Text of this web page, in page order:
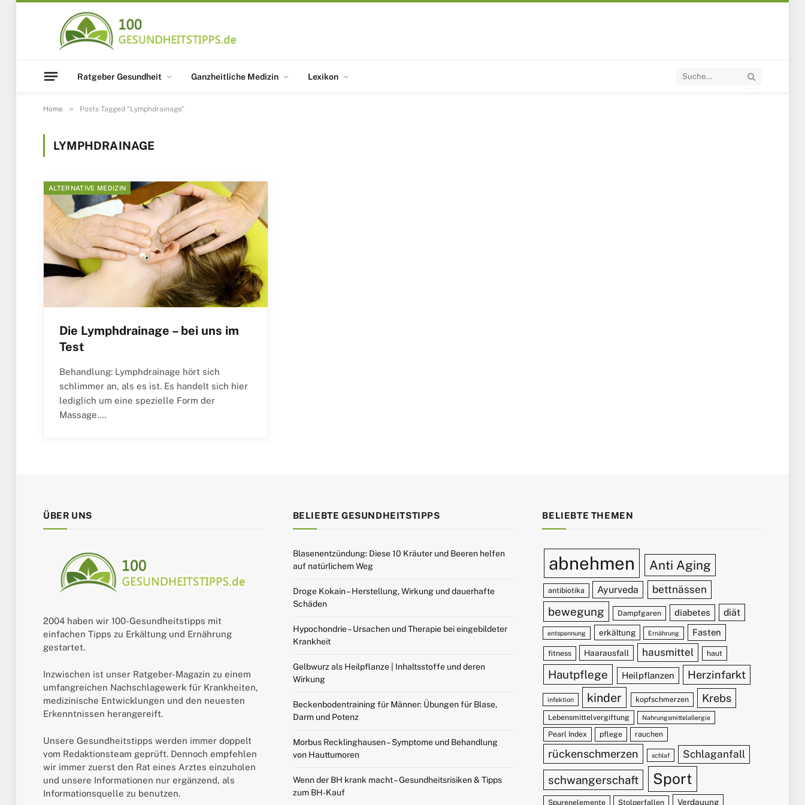
Ratgeber Gesundheit Ganzheitliche Medizin Lexikon
Home » Posts Tagged "Lymphdrainage"
LYMPHDRAINAGE
ALTERNATIVE MEDIZIN
Die Lymphdrainage – bei uns im
Test
Behandlung: Lymphdrainage hört sich
schlimmer an, als es ist. Es handelt sich hier
lediglich um eine spezielle Form der
Massage.…
ÜBER UNS
2004 haben wir 100-Gesundheitstipps mit
einfachen Tipps zu Erkältung und Ernährung
gestartet.
Inzwischen ist unser Ratgeber-Magazin zu einem
umfangreichen Nachschlagewerk für Krankheiten,
medizinische Entwicklungen und den neuesten
Erkenntnissen herangereift.
Unsere Gesundheitstipps werden immer doppelt
vom Redaktionsteam geprüft. Dennoch empfehlen
wir immer zuerst den Rat eines Arztes einzuholen
und unsere Informationen nur ergänzend, als
Informationsquelle zu benutzen.
BELIEBTE GESUNDHEITSTIPPS
Blasenentzündung: Diese 10 Kräuter und Beeren helfen
auf natürlichem Weg
Droge Kokain – Herstellung, Wirkung und dauerhafte
Schäden
Hypochondrie – Ursachen und Therapie bei eingebildeter
Krankheit
Gelbwurz als Heilpflanze | Inhaltsstoffe und deren
Wirkung
Beckenbodentraining für Männer: Übungen für Blase,
Darm und Potenz
Morbus Recklinghausen – Symptome und Behandlung
von Hauttumoren
Wenn der BH krank macht – Gesundheitsrisiken & Tipps
zum BH-Kauf
BELIEBTE THEMEN
abnehmen Anti Aging
antibiotika Ayurveda bettnässen
bewegung Dampfgaren diabetes diät
entspannung erkältung Ernährung Fasten
fitness Haarausfall hausmittel haut
Hautpflege Heilpflanzen Herzinfarkt
infektion kinder kopfschmerzen Krebs
Lebensmittelvergiftung Nahrungsmittelallergie
Pearl Index pflege rauchen
rückenschmerzen schlaf Schlaganfall
schwangerschaft Sport
Spurenelemente Stolperfallen Verdauung